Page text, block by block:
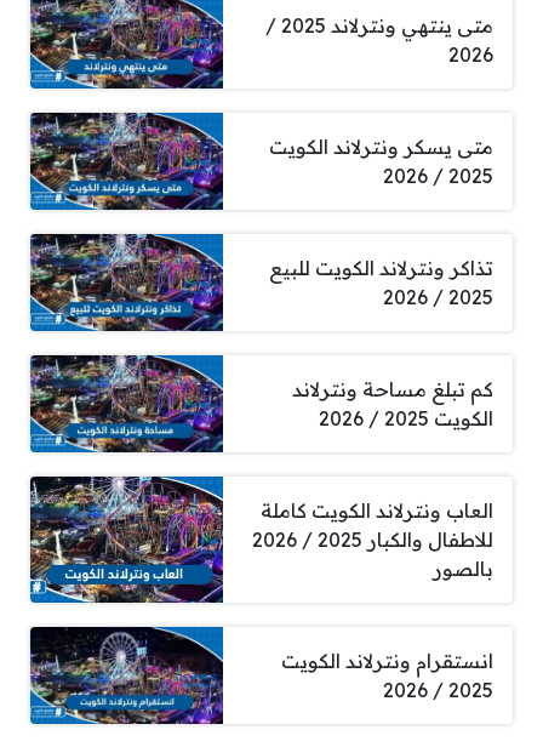
متى ينتهي ونترلاند 2025 /
2026
متى يسكر ونترلاند الكويت
2025 / 2026
تذاكر ونترلاند الكويت للبيع
2025 / 2026
كم تبلغ مساحة ونترلاند
الكويت 2025 / 2026
العاب ونترلاند الكويت كاملة
للاطفال والكبار 2025 / 2026
بالصور
انستقرام ونترلاند الكويت
2025 / 2026